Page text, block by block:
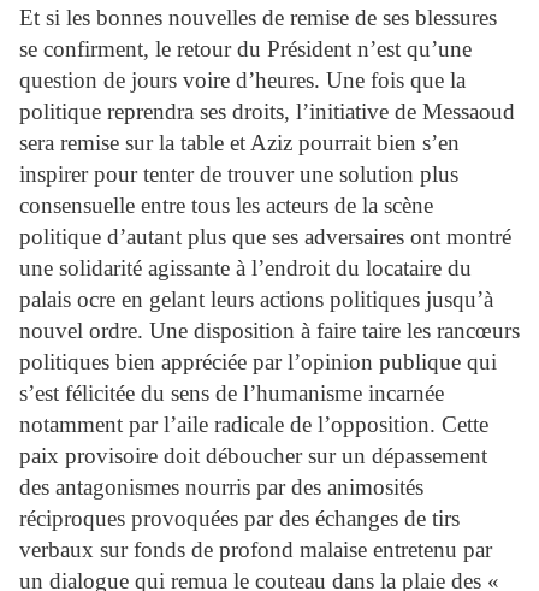
Et si les bonnes nouvelles de remise de ses blessures
se confirment, le retour du Président n’est qu’une
question de jours voire d’heures. Une fois que la
politique reprendra ses droits, l’initiative de Messaoud
sera remise sur la table et Aziz pourrait bien s’en
inspirer pour tenter de trouver une solution plus
consensuelle entre tous les acteurs de la scène
politique d’autant plus que ses adversaires ont montré
une solidarité agissante à l’endroit du locataire du
palais ocre en gelant leurs actions politiques jusqu’à
nouvel ordre. Une disposition à faire taire les rancœurs
politiques bien appréciée par l’opinion publique qui
s’est félicitée du sens de l’humanisme incarnée
notamment par l’aile radicale de l’opposition. Cette
paix provisoire doit déboucher sur un dépassement
des antagonismes nourris par des animosités
réciproques provoquées par des échanges de tirs
verbaux sur fonds de profond malaise entretenu par
un dialogue qui remua le couteau dans la plaie des «